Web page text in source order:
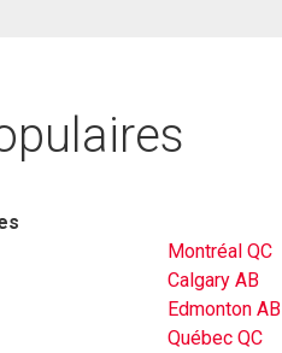
Montréal QC
Calgary AB
Edmonton AB
Québec QC